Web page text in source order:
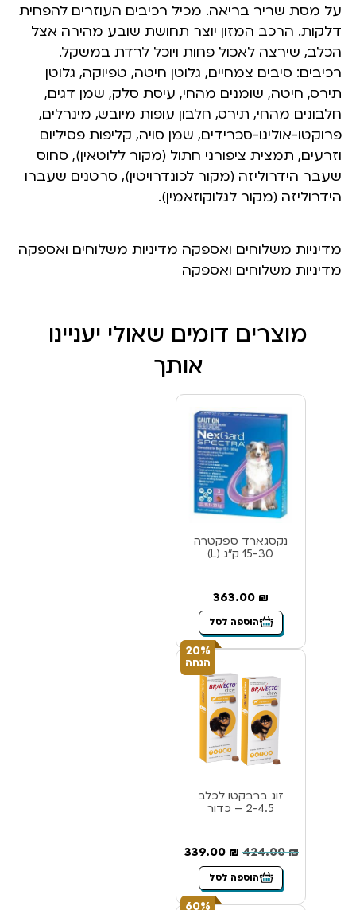
על מסת שריר בריאה. מכיל רכיבים העוזרים להפחית
דלקות. הרכב המזון יוצר תחושת שובע מהירה אצל
הכלב, שירצה לאכול פחות ויוכל לרדת במשקל.
רכיבים: סיבים צמחיים, גלוטן חיטה, טפיוקה, גלוטן
תירס, חיטה, שומנים מהחי, עיסת סלק, שמן דגים,
חלבונים מהחי, תירס, חלבון עופות מיובש, מינרלים,
פרוקטו-אוליגו-סכרידים, שמן סויה, קליפות פסיליום
וזרעים, תמצית ציפורני חתול (מקור ללוטאין), סחוס
שעבר הידרוליזה (מקור לכונדרויטין), סרטנים שעברו
הידרוליזה (מקור לגלוקוזאמין).
מדיניות משלוחים ואספקה מדיניות משלוחים ואספקה
מדיניות משלוחים ואספקה
מוצרים דומים שאולי יעניינו
אותך
נקסגארד ספקטרה
15-30 ק”ג (L)
363.00 ₪
הוספה לסל
20%
הנחה
זוג ברבקטו לכלב
2-4.5 – כדור
424.00₪
339.00 ₪
הוספה לסל
60%